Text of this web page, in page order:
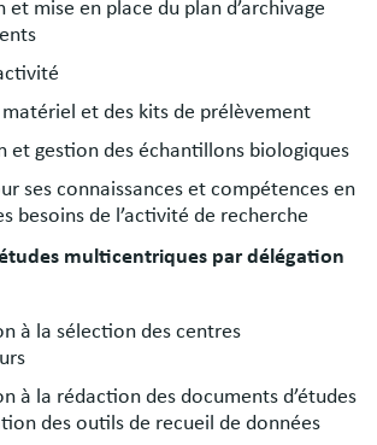
et mise en place du plan d’archivage
et des kits de prélèvement
et gestion des échantillons biologiques
ses connaissances et compétences en
besoins de l’activité de recherche
multicentriques par délégation
à la sélection des centres
à la rédaction des documents d’études
des outils de recueil de données